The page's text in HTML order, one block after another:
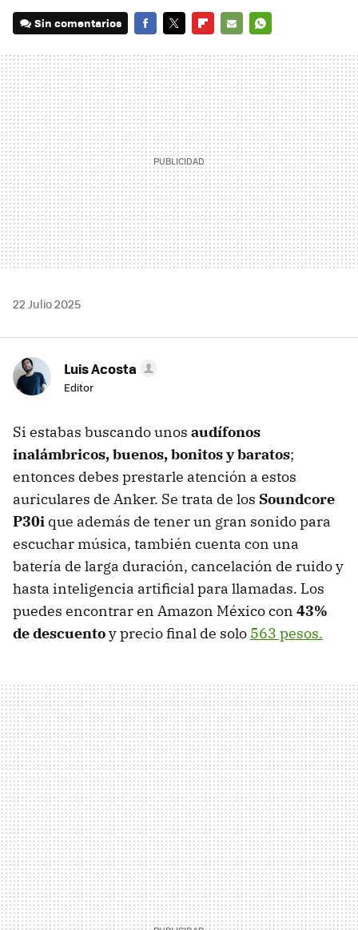
Sin comentarios
MAIL
22 Julio 2025
Luis Acosta
Editor
Si estabas buscando unos audífonos
inalámbricos, buenos, bonitos y baratos;
entonces debes prestarle atención a estos
auriculares de Anker. Se trata de los Soundcore
P30i que además de tener un gran sonido para
escuchar música, también cuenta con una
batería de larga duración, cancelación de ruido y
hasta inteligencia artificial para llamadas. Los
puedes encontrar en Amazon México con 43%
de descuentoy precio final de solo 563 pesos.